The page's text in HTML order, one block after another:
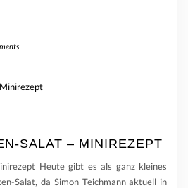
SALAT – MINIREZEPT
Heute gibt es als ganz kleines
Salat, da Simon Teichmann aktuell in